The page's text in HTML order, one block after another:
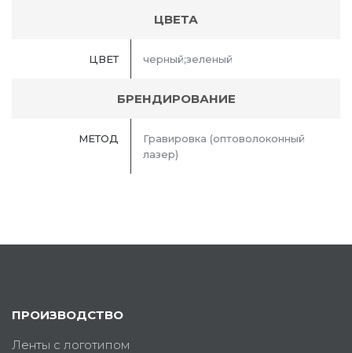
ЦВЕТА
ЦВЕТ черный;зеленый
БРЕНДИРОВАНИЕ
МЕТОД
Гравировка (оптоволоконный
лазер)
ПРОИЗВОДСТВО
Ленты с логотипом